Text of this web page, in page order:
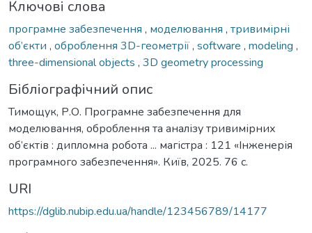
Ключові слова
програмне забезпечення , моделювання , тривимірні
об’єкти , оброблення 3D-геометрії, software , modeling ,
three-dimensional objects , 3D geometry processing
Бібліографічний опис
Тимощук, Р.О. Програмне забезпечення для
моделювання, оброблення та аналізу тривимірних
об’єктів : дипломна робота ... магістра : 121 «Інженерія
програмного забезпечення». Київ, 2025. 76 с.
URI
https://dglib.nubip.edu.ua/handle/123456789/14177